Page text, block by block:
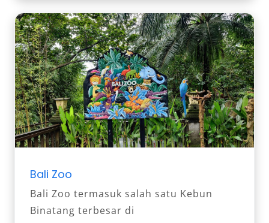
Bali Zoo
Bali Zoo termasuk salah satu Kebun
Binatang terbesar di